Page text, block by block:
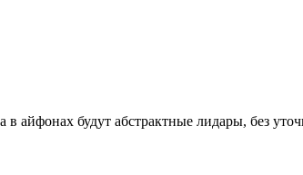
айфонах будут абстрактные лидары, без